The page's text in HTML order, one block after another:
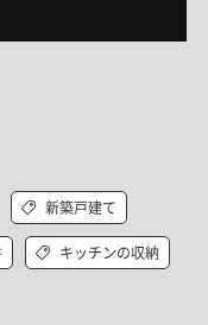
新築戸建て
キッチンの収納